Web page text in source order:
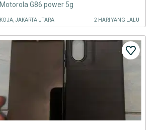
Motorola G86 power 5g
KOJA, JAKARTA UTARA 2 HARI YANG LALU